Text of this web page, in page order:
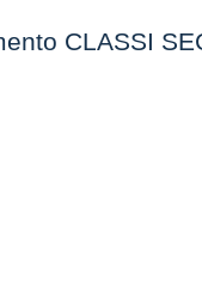
CLASSI